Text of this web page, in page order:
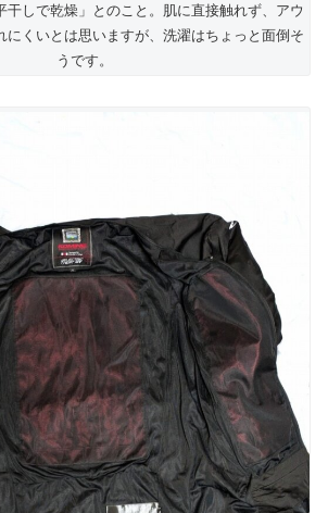
干しで乾燥」とのこと。肌に直接触れず、アウ
にくいとは思いますが、洗濯はちょっと面倒そ
うです。